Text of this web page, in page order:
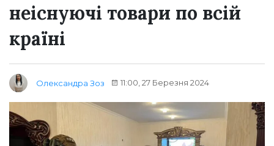
неіснуючі товари по всій
країні
Олександра Зоз 11:00, 27 Березня 2024